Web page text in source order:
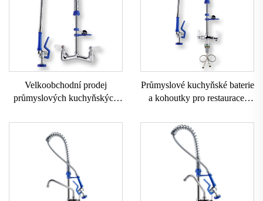
Velkoobchodní prodej
průmyslových kuchyňských
hmotnosti 1823 gramů, vysoce
kvalitní spot baterie pro
kuchyňský dřez s funkcí
výsuvné a otočné trysky
Průmyslové kuchyňské baterie
a kohoutky pro restaurace,
montáž, předplachovací
baterie pro umyvadla